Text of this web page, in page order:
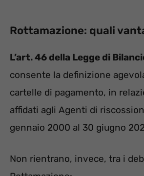
Rottamazione: quali
L’art. 46 della Legge di
consente la definizione
cartelle di pagamento, in
affidati agli Agenti di
gennaio 2000 al 30 giugno
Non rientrano, invece, tra i